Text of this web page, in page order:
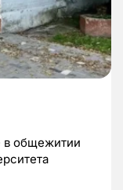
в общежитии